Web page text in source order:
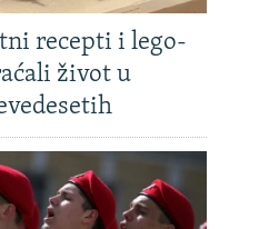
recepti i lego-
život u